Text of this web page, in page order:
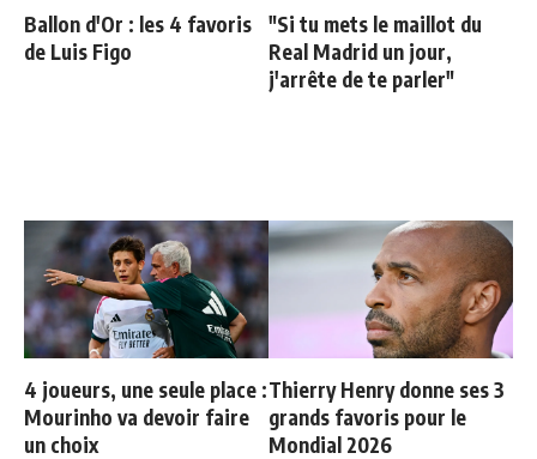
Ballon d'Or : les 4 favoris
de Luis Figo
"Si tu mets le maillot du
Real Madrid un jour,
j'arrête de te parler"
4 joueurs, une seule place :
Mourinho va devoir faire
un choix
Thierry Henry donne ses 3
grands favoris pour le
Mondial 2026